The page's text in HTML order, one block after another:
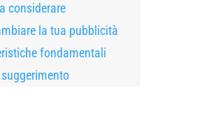
considerare
la tua pubblicità
fondamentali